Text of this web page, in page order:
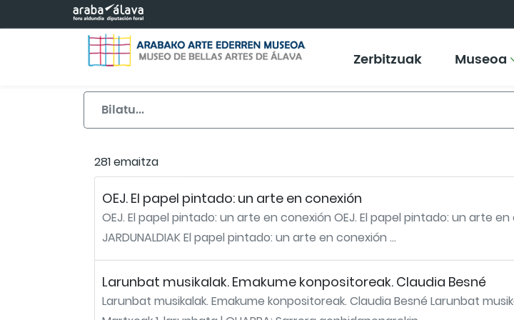
Eduki nagusira joan
Zerbitzuak Museoa
281 emaitza
OEJ. El papel pintado: un arte en conexión
OEJ. El papel pintado: un arte en conexión OEJ. El papel pintado: un arte en
JARDUNALDIAK El papel pintado: un arte en conexión ...
Larunbat musikalak. Emakume konpositoreak. Claudia Besné
Larunbat musikalak. Emakume konpositoreak. Claudia Besné Larunbat